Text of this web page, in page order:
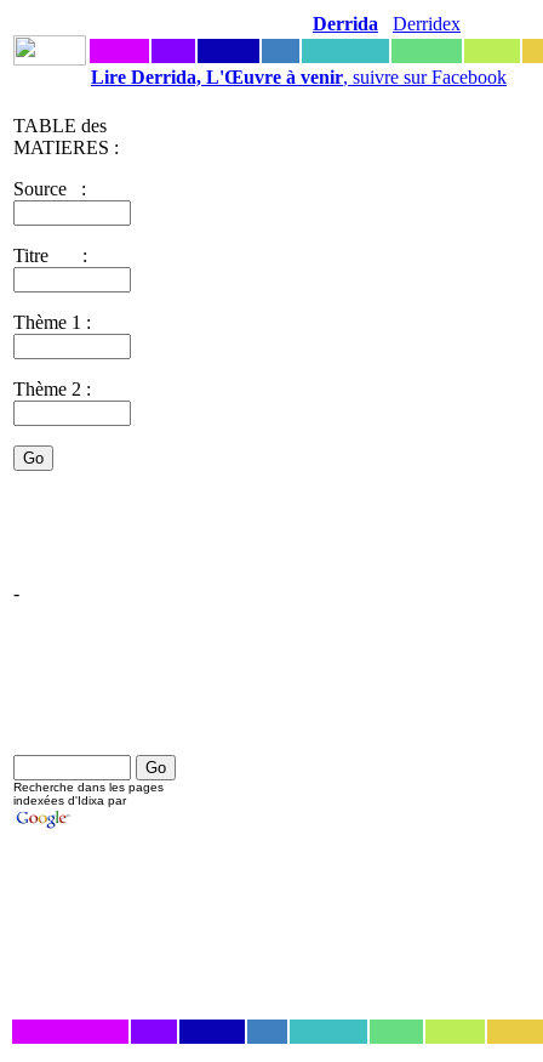
Derrida Derridex
Lire Derrida, L'Œuvre à venir, suivre sur Facebook
TABLE des
MATIERES :
Source :
Titre :
Thème 1 :
Thème 2 :
-
Recherche dans les pages
indexées d'Idixa par